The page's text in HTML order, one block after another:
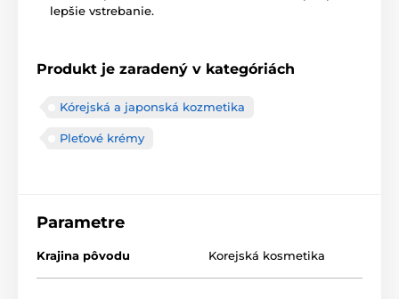
lepšie vstrebanie.
Produkt je zaradený v kategóriách
Kórejská a japonská kozmetika
Pleťové krémy
Parametre
Krajina pôvodu Korejská kosmetika